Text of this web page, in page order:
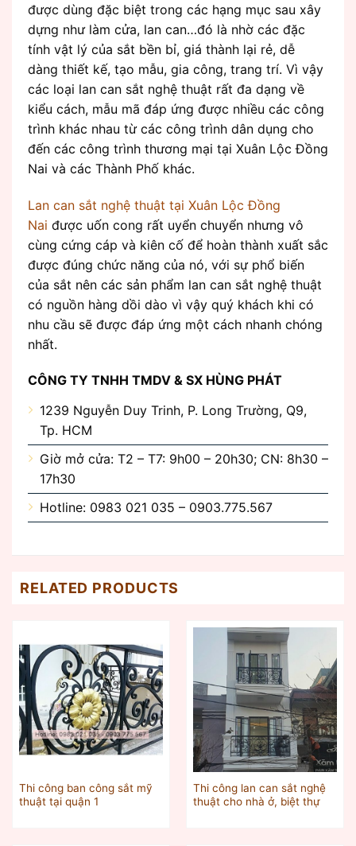
được dùng đặc biệt trong các hạng mục sau xây
dựng như làm cửa, lan can…đó là nhờ các đặc
tính vật lý của sắt bền bỉ, giá thành lại rẻ, dễ
dàng thiết kế, tạo mẫu, gia công, trang trí. Vì vậy
các loại lan can sắt nghệ thuật rất đa dạng về
kiểu cách, mẫu mã đáp ứng được nhiều các công
trình khác nhau từ các công trình dân dụng cho
đến các công trình thương mại tại Xuân Lộc Đồng
Nai và các Thành Phố khác.
Lan can sắt nghệ thuật tại Xuân Lộc Đồng
Nai được uốn cong rất uyển chuyển nhưng vô
cùng cứng cáp và kiên cố để hoàn thành xuất sắc
được đúng chức năng của nó, với sự phổ biến
của sắt nên các sản phẩm lan can sắt nghệ thuật
có nguồn hàng dồi dào vì vậy quý khách khi có
nhu cầu sẽ được đáp ứng một cách nhanh chóng
nhất.
CÔNG TY TNHH TMDV & SX HÙNG PHÁT
1239 Nguyễn Duy Trinh, P. Long Trường, Q9,
Tp. HCM
Giờ mở cửa: T2 – T7: 9h00 – 20h30; CN: 8h30 –
17h30
Hotline: 0983 021 035 – 0903.775.567
RELATED PRODUCTS
Thi công ban công sắt mỹ
thuật tại quận 1
Thi công lan can sắt nghệ
thuật cho nhà ở, biệt thự